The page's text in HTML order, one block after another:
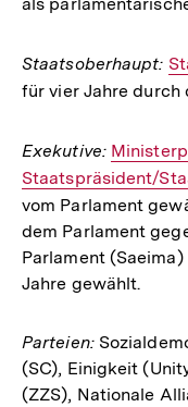
Staatsoberhaupt:
für vier Jahre durch
Exekutive: Interner
Link:
Staatspräsident/
vom Parlament
dem Parlament
Parlament
Jahre gewählt.
Parteien:
(SC), Einigkeit
(ZZS), Nationale